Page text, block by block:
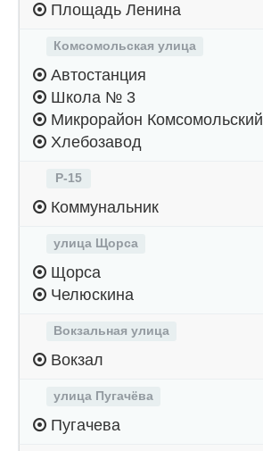
Площадь Ленина
Комсомольская улица
Автостанция
Школа № 3
Микрорайон Комсомольский
Хлебозавод
Р-15
Коммунальник
улица Щорса
Щорса
Челюскина
Вокзальная улица
Вокзал
улица Пугачёва
Пугачева